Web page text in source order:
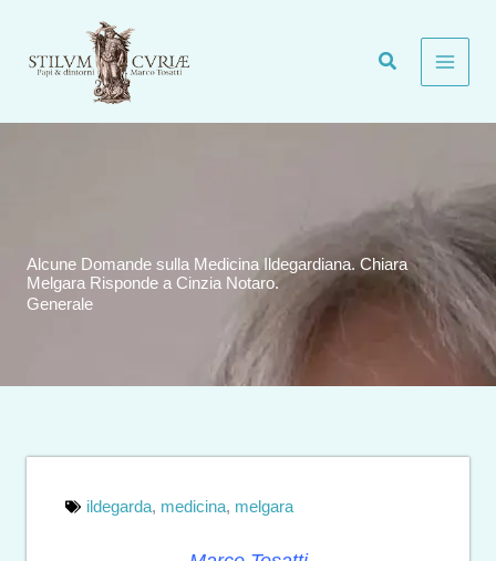
contenuto
Alcune Domande sulla Medicina Ildegardiana. Chiara
Melgara Risponde a Cinzia Notaro.
Generale
ildegarda, medicina, melgara